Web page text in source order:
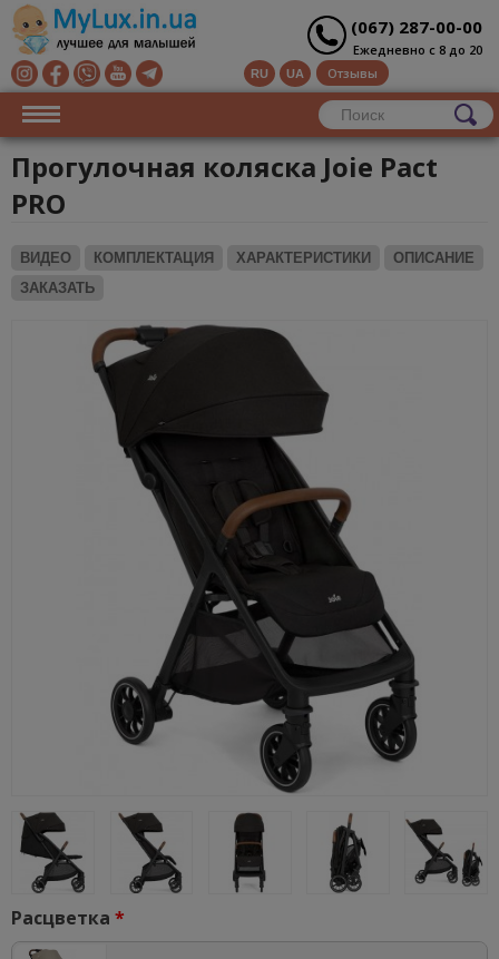
(067) 287-00-00
Ежедневно с 8 до 20
RU UA Отзывы
Прогулочная коляска Joie Pact
PRO
ВИДЕО КОМПЛЕКТАЦИЯ ХАРАКТЕРИСТИКИ
ОПИСАНИЕ
ЗАКАЗАТЬ
Расцветка